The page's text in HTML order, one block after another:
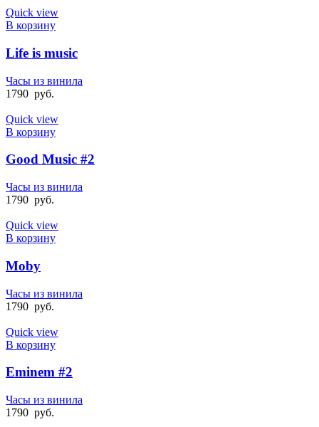
Quick view
В корзину
Life is music
Часы из винила
1790 руб.
Quick view
В корзину
Good Music #2
Часы из винила
1790 руб.
Quick view
В корзину
Moby
Часы из винила
1790 руб.
Quick view
В корзину
Eminem #2
Часы из винила
1790 руб.